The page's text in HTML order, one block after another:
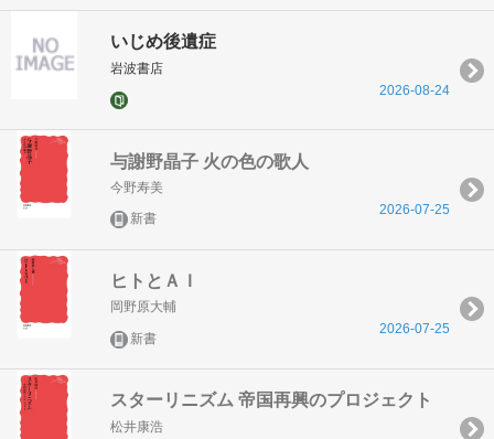
いじめ後遺症
岩波書店
2026-08-24
与謝野晶子 火の色の歌人
今野寿美
新書
2026-07-25
ヒトとＡＩ
岡野原大輔
新書
2026-07-25
スターリニズム 帝国再興のプロジェクト
松井康浩